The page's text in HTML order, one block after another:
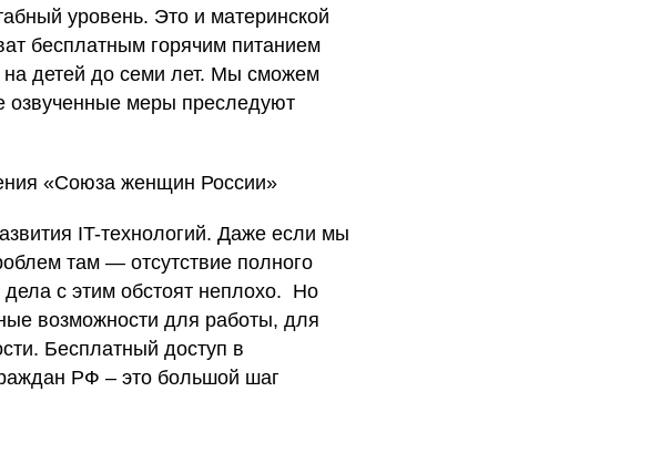
уровень. Это и материнской
бесплатным горячим питанием
детей до семи лет. Мы сможем
озвученные меры преследуют
«Союза женщин России»
IT-технологий. Даже если мы
там — отсутствие полного
с этим обстоят неплохо. Но
возможности для работы, для
Бесплатный доступ в
РФ – это большой шаг